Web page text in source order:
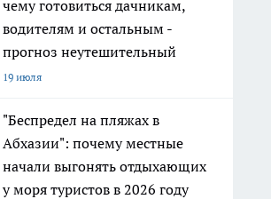
чему готовиться дачникам,
водителям и остальным -
прогноз неутешительный
19 июля
"Беспредел на пляжах в
Абхазии": почему местные
начали выгонять отдыхающих
у моря туристов в 2026 году